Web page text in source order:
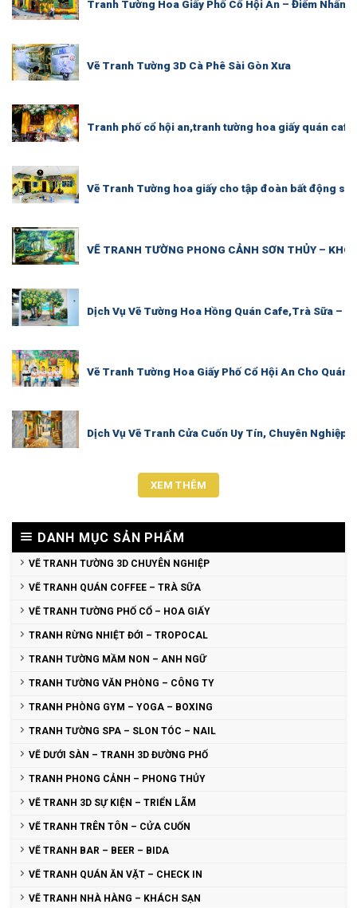
Tranh Tường Hoa Giấy Phố Cổ Hội An – Điểm Nhấn
Vẽ Tranh Tường 3D Cà Phê Sài Gòn Xưa
Tranh phố cổ hội an,tranh tường hoa giấy quán cafe
Vẽ Tranh Tường hoa giấy cho tập đoàn bất động
VẼ TRANH TƯỜNG PHONG CẢNH SƠN THỦY –
Dịch Vụ Vẽ Tường Hoa Hồng Quán Cafe,Trà Sữa –
Vẽ Tranh Tường Hoa Giấy Phố Cổ Hội An Cho Quán
Dịch Vụ Vẽ Tranh Cửa Cuốn Uy Tín, Chuyên Nghiệp
XEM THÊM
DANH MỤC SẢN PHẨM
VẼ TRANH TƯỜNG 3D CHUYÊN NGHIỆP
VẼ TRANH QUÁN COFFEE – TRÀ SỮA
VẼ TRANH TƯỜNG PHỐ CỔ – HOA GIẤY
TRANH RỪNG NHIỆT ĐỚI – TROPOCAL
TRANH TƯỜNG MẦM NON – ANH NGỮ
TRANH TƯỜNG VĂN PHÒNG – CÔNG TY
TRANH PHÒNG GYM – YOGA – BOXING
TRANH TƯỜNG SPA – SLON TÓC – NAIL
VẼ DƯỚI SÀN – TRANH 3D ĐƯỜNG PHỐ
TRANH PHONG CẢNH – PHONG THỦY
VẼ TRANH 3D SỰ KIỆN – TRIỂN LÃM
VẼ TRANH TRÊN TÔN – CỬA CUỐN
VẼ TRANH BAR – BEER – BIDA
VẼ TRANH QUÁN ĂN VẶT – CHECK IN
VẼ TRANH NHÀ HÀNG – KHÁCH SẠN